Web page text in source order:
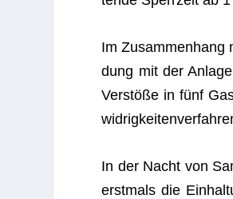
Im Zusam­men­hang
dung mit der
Ver­stöße in fünf
In der Nacht von
erst­mals die